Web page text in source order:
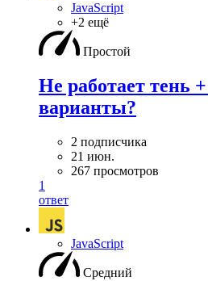
JavaScript
+2 ещё
Простой
Не работает тень
варианты?
2 подписчика
21 июн.
267 просмотров
1
ответ
JavaScript
Средний